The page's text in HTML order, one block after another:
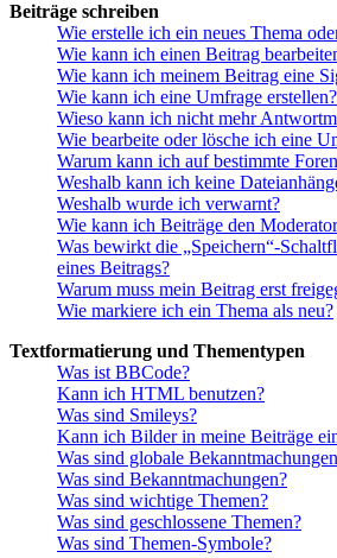
Beiträge schreiben
Wie erstelle ich ein neues Thema
Wie kann ich einen Beitrag
Wie kann ich meinem Beitrag eine
Wie kann ich eine Umfrage erstellen?
Wieso kann ich nicht mehr
Wie bearbeite oder lösche ich eine
Warum kann ich auf bestimmte
Weshalb kann ich keine
Weshalb wurde ich verwarnt?
Wie kann ich Beiträge den
Was bewirkt die „Speichern“-
eines Beitrags?
Warum muss mein Beitrag erst
Wie markiere ich ein Thema als neu?
Textformatierung und Thementypen
Was ist BBCode?
Kann ich HTML benutzen?
Was sind Smileys?
Kann ich Bilder in meine Beiträge
Was sind globale
Was sind Bekanntmachungen?
Was sind wichtige Themen?
Was sind geschlossene Themen?
Was sind Themen-Symbole?